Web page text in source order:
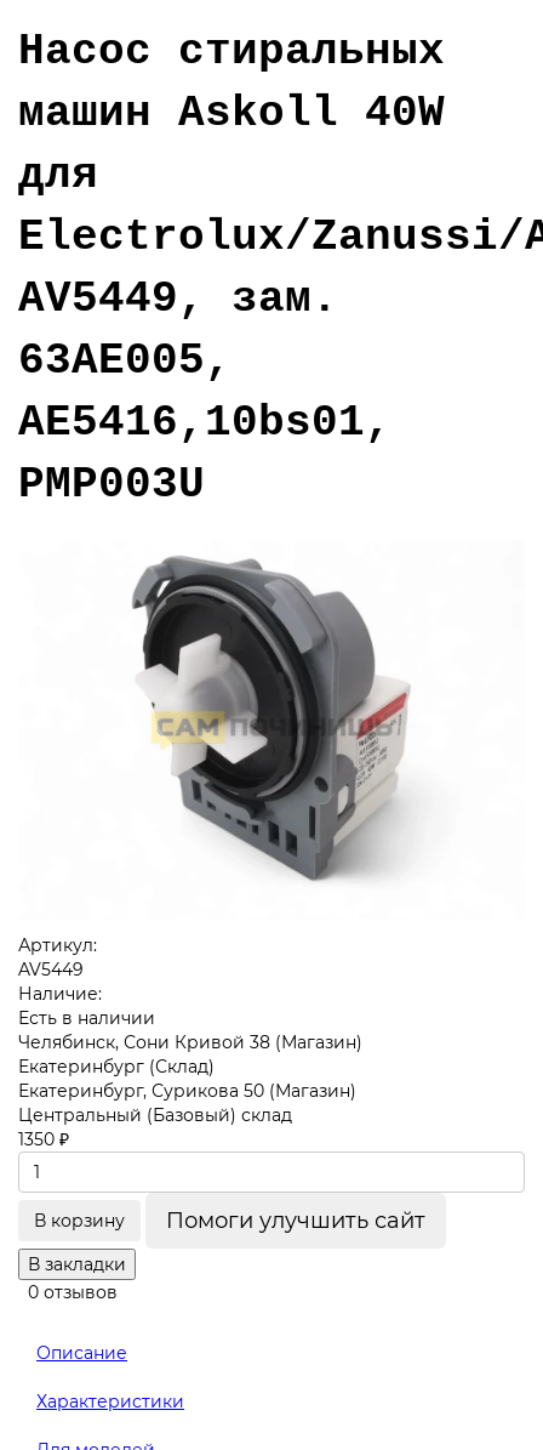
Насос стиральных
машин Askoll 40W
для
Electrolux/Zanussi/
AV5449, зам.
63AE005,
AE5416,10bs01,
PMP003U
Артикул:
AV5449
Наличие:
Есть в наличии
Челябинск, Сони Кривой 38 (Магазин)
Екатеринбург (Склад)
Екатеринбург, Сурикова 50 (Магазин)
Центральный (Базовый) склад
1350 ₽
В корзину Помоги улучшить сайт
В закладки
0 отзывов
Описание
Характеристики